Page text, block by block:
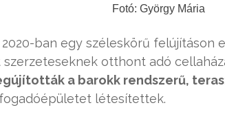
Fotó: György Mária
ban egy széleskörű felújításon
otthont adó
a barokk rendszerű,
létesítettek.